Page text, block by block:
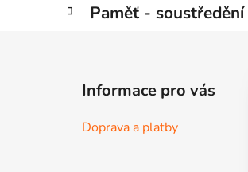
Paměť -
Informace pro vás
Doprava a platby